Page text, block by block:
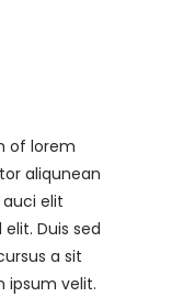
of lorem
aliqunean
elit
Duis sed
a sit
ipsum velit.